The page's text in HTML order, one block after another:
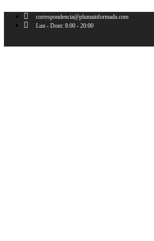
contenido
correspondencia@plumainformada.com
Lun - Dom: 8:00 - 20:00